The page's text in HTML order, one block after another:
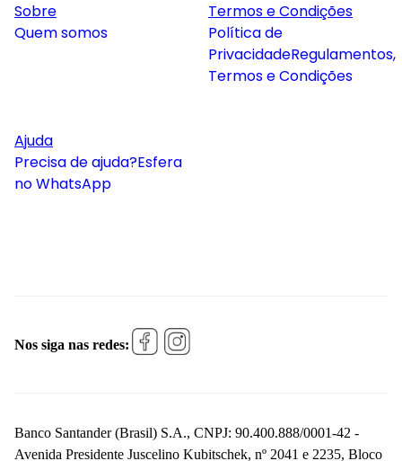
Sobre
Quem somos
Termos e Condições
Política de
PrivacidadeRegulamentos,
Termos e Condições
Ajuda
Precisa de ajuda?Esfera
no WhatsApp
Nos siga nas redes:
Banco Santander (Brasil) S.A., CNPJ: 90.400.888/0001-42 -
Avenida Presidente Juscelino Kubitschek, nº 2041 e 2235, Bloco